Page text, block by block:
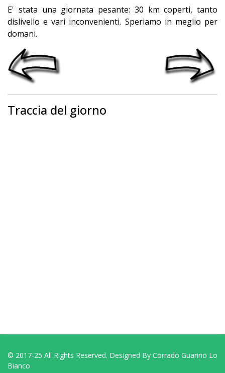
E' stata una giornata pesante: 30 km coperti, tanto
dislivello e vari inconvenienti. Speriamo in meglio per
domani.
Traccia del giorno
© 2017-25 All Rights Reserved. Designed By Corrado Guarino Lo
Bianco